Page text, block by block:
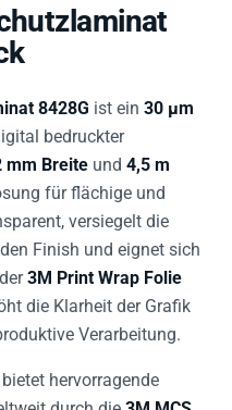
8428G ist ein 30 µm
bedruckter
mm Breite und 4,5 m
für flächige und
versiegelt die
Finish und eignet sich
3M Print Wrap Folie
die Klarheit der Grafik
Verarbeitung.
hervorragende